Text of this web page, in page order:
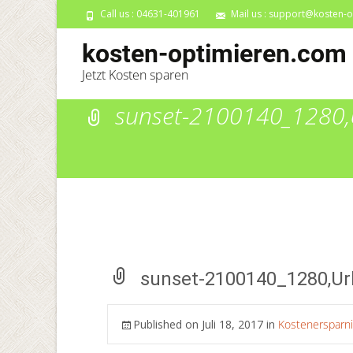
Call us : 04631-401961 Mail us : support@kosten-
kosten-optimieren.com
Jetzt Kosten sparen
sunset-
sunset-
Published on Juli 18, 2017 in